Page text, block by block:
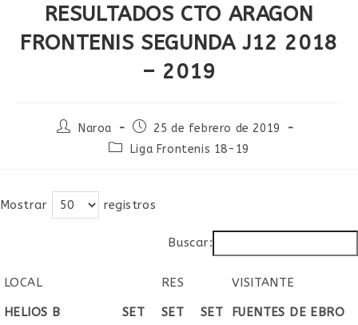
RESULTADOS CTO ARAGON
FRONTENIS SEGUNDA J12 2018
– 2019
AutorNaroa
Publicación
de
la
25 de febrero de 2019
Categoría
Liga Frontenis 18-19
Mostrar registros
Buscar:
LOCAL RES
VISITANTE
LOCAL
RES VISITANTE
HELIOS B
SET
SET
SET
FUENTES DE EBRO